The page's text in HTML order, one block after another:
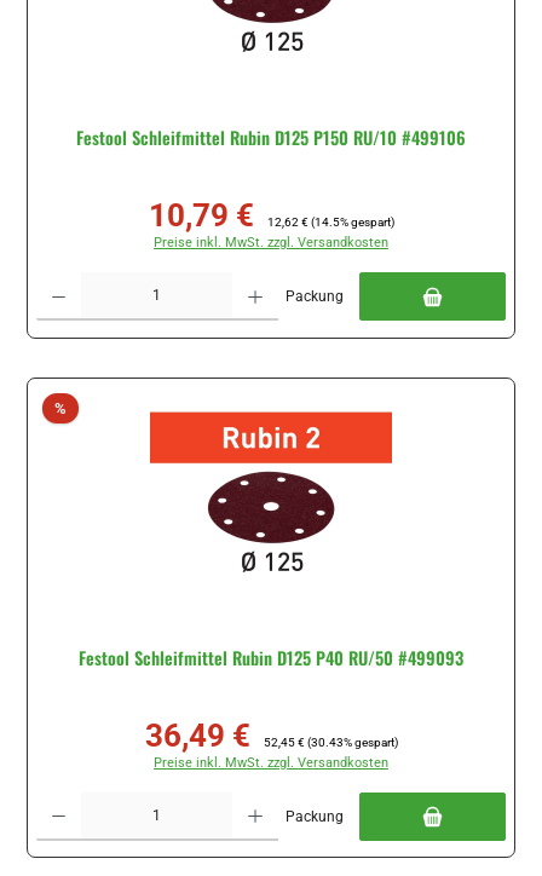
Festool Schleifmittel Rubin D125 P150 RU/10 #499106
Verkaufspreis:
10,79 € Regulärer Preis:
12,62 € (14.5% gespart)
Preise inkl. MwSt. zzgl. Versandkosten
Packung
%Rabatt
Festool Schleifmittel Rubin D125 P40 RU/50 #499093
Verkaufspreis:
36,49 € 52,45 € (30.43% gespart)
Preise inkl. MwSt. zzgl. Versandkosten
Packung